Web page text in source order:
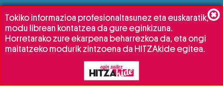
Babesleak:
Tokiko informazioa profesionaltasunez eta euskaratik,
modu librean kontatzea da gure eginkizuna.
Horretarako zure ekarpena beharrezkoa da, eta ongi
maitatzeko modurik zintzoena da HITZAkide egitea.